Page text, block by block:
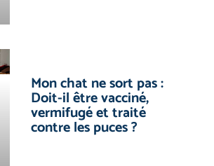
Mon chat ne sort pas :
Doit-il être vacciné,
vermifugé et traité
contre les puces ?